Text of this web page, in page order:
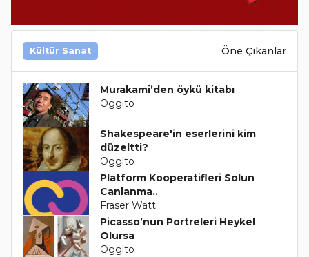
Kültür Sanat Öne Çıkanlar
Murakami’den öykü kitabı
Oggito
Shakespeare'in eserlerini kim
düzeltti?
Oggito
Platform Kooperatifleri Solun
Canlanma..
Fraser Watt
Picasso’nun Portreleri Heykel
Olursa
Oggito